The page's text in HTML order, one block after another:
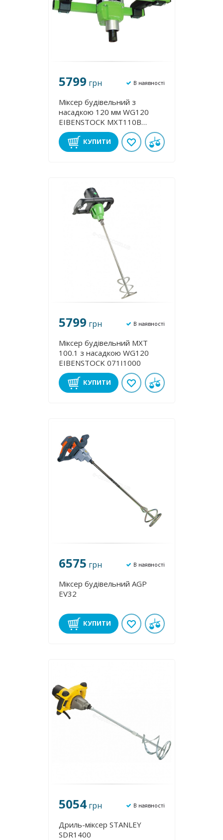
5799 грн В наявності
Міксер будівельний з
насадкою 120 мм WG120
EIBENSTOCK MXT110B
OB711000
КУПИТИ
5799 грн В наявності
Міксер будівельний MXT
100.1 з насадкою WG120
EIBENSTOCK 071I1000
КУПИТИ
6575 грн В наявності
Міксер будівельний AGP
EV32
КУПИТИ
5054 грн В наявності
Дриль-міксер STANLEY
SDR1400